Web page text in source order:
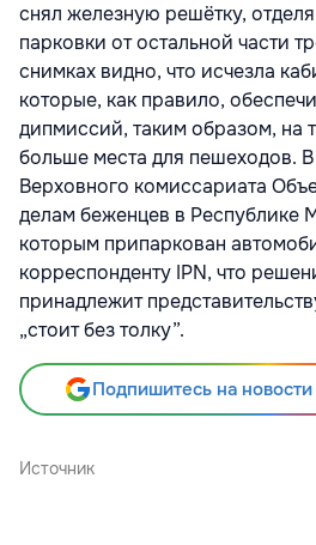
снял железную решётку,
парковки от остальной части
снимках видно, что исчезла
которые, как правило,
дипмиссий, таким образом, на
больше места для пешеходов. В
Верховного комиссариата
делам беженцев в Республике
которым припаркован
корреспонденту IPN, что
принадлежит
„стоит без толку”.
Подпишитесь на
Источник